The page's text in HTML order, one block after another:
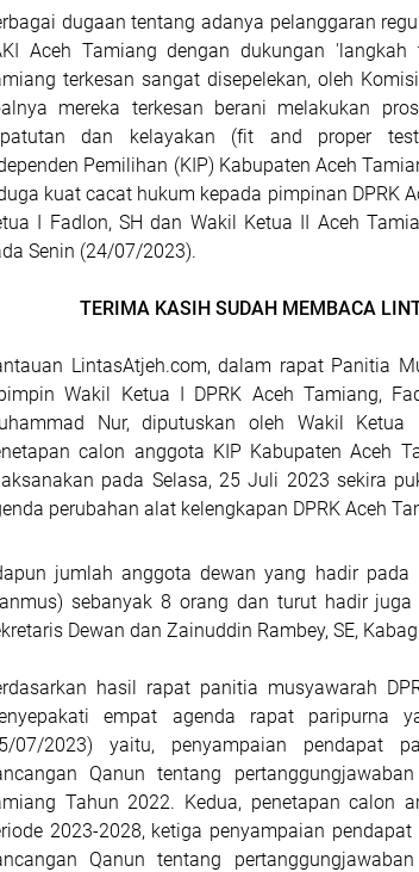
dugaan tentang adanya pelanggaran
Aceh Tamiang dengan dukungan
terkesan sangat disepelekan, oleh
mereka terkesan berani melakukan
dan kelayakan (fit and proper
Pemilihan (KIP) Kabupaten Aceh
kuat cacat hukum kepada pimpinan DPRK
I Fadlon, SH dan Wakil Ketua II Aceh
Senin (24/07/2023).
TERIMA KASIH SUDAH MEMBACA
LintasAtjeh.com, dalam rapat Panitia
Wakil Ketua I DPRK Aceh Tamiang,
Nur, diputuskan oleh Wakil
calon anggota KIP Kabupaten Aceh
pada Selasa, 25 Juli 2023 sekira
perubahan alat kelengkapan DPRK Aceh
jumlah anggota dewan yang hadir pada
sebanyak 8 orang dan turut hadir juga
Dewan dan Zainuddin Rambey, SE,
hasil rapat panitia musyawarah
empat agenda rapat paripurna
07/2023) yaitu, penyampaian pendapat
Qanun tentang
Tahun 2022. Kedua, penetapan calon
2023-2028, ketiga penyampaian
Qanun tentang